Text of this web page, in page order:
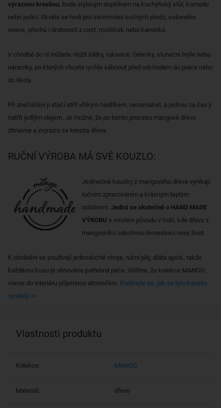
výraznou kresbou, bude stylovým doplňkem na kuchyňský stůl, komodu
nebo polici. Skvěle se hodí pro servírování suchých plodů, sušeného
ovoce, ořechů i drobností z cest, mušliček nebo kamínků.
V chodbě do ní můžete vložit šátky, rukavice, čelenky, sluneční brýle nebo
náramky, po kterých chcete rychle sáhnout před odchodem do práce nebo
do školy.
Při znečištění ji stačí otřít vlhkým hadříkem, nenamáčet, a jednou za čas ji
natřít jedlým olejem. Je možné, že po tomto procesu mangové dřevo
ztmavne a zvýrazní se kresba dřeva.
RUČNÍ VÝROBA MÁ SVÉ KOUZLO:
Jedinečné kousky z mangového dřeva vynikají
ručním zpracováním a krásným teplým
odstínem. Jedná se skutečně o HAND MADE
VÝROBU s místem původu v Indii, kde dřevu z
mangovníku vdechnou řemeslníci nový život.
K obrábění se používají jednoduché stroje, ruční pily, dláta apod., takže
každému kusu je věnována potřebná péče. Věříme, že kolekce MANGO
vnese do interiéru příjemnou atmosféru. Podívejte se, jak se tyto kousky
vyrábějí >>
Vlastnosti produktu
Kolekce: MANGO
Materiál: dřevo